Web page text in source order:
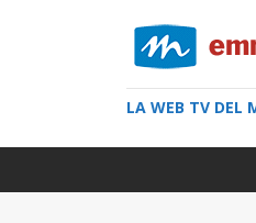
LA WEB TV DEL